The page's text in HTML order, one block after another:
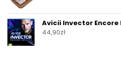
Avicii Invector Encore
44,90zł